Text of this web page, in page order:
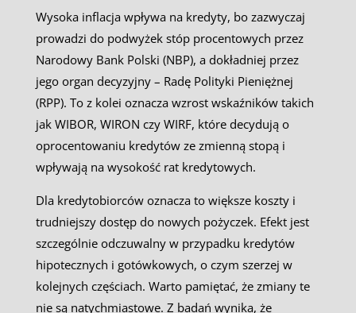
Wysoka inflacja wpływa na kredyty, bo zazwyczaj
prowadzi do podwyżek stóp procentowych przez
Narodowy Bank Polski (NBP), a dokładniej przez
jego organ decyzyjny – Radę Polityki Pieniężnej
(RPP). To z kolei oznacza wzrost wskaźników takich
jak WIBOR, WIRON czy WIRF, które decydują o
oprocentowaniu kredytów ze zmienną stopą i
wpływają na wysokość rat kredytowych.
Dla kredytobiorców oznacza to większe koszty i
trudniejszy dostęp do nowych pożyczek. Efekt jest
szczególnie odczuwalny w przypadku kredytów
hipotecznych i gotówkowych, o czym szerzej w
kolejnych częściach. Warto pamiętać, że zmiany te
nie są natychmiastowe. Z badań wynika, że